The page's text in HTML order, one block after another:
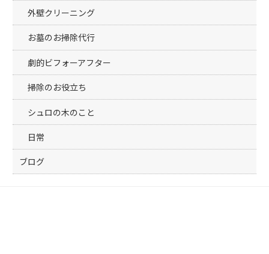
外壁クリーニング
お墓のお掃除代行
劇的ビフォーアフター
掃除のお役立ち
シュロの木のこと
日常
ブログ